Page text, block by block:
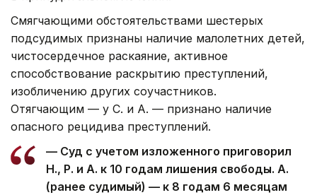
Смягчающими обстоятельствами шестерых
подсудимых признаны наличие малолетних детей,
чистосердечное раскаяние, активное
способствование раскрытию преступлений,
изобличению других соучастников.
Отягчающим — у С. и А. — признано наличие
опасного рецидива преступлений.
— Суд c учетом изложенного приговорил
Н., Р. и А. к 10 годам лишения свободы. А.
(ранее судимый) — к 8 годам 6 месяцам